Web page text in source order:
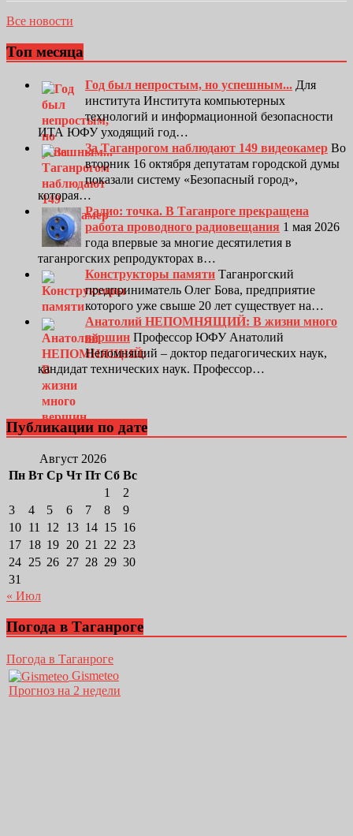
Все новости
Топ месяца
Год был непростым, но успешным... Для
института Института компьютерных
технологий и информационной безопасности
ИТА ЮФУ уходящий год…
За Таганрогом наблюдают 149 видеокамер Во
вторник 16 октября депутатам городской думы
показали систему «Безопасный город»,
которая…
Радио: точка. В Таганроге прекращена
работа проводного радиовещания 1 мая 2026
года впервые за многие десятилетия в
таганрогских репродукторах в…
Конструкторы памяти Таганрогский
предприниматель Олег Бова, предприятие
которого уже свыше 20 лет существует на…
Анатолий НЕПОМНЯЩИЙ: В жизни много
вершин Профессор ЮФУ Анатолий
Непомнящий – доктор педагогических наук,
кандидат технических наук. Профессор…
Публикации по дате
Август 2026
Пн Вт Ср Чт Пт Сб Вс
1
2
3
4 5 6 7 8
9
10 11 12 13 14 15 16
17 18 19 20 21 22 23
24 25 26 27 28 29 30
31
« Июл
Погода в Таганроге
Погода в Таганроге
Gismeteo
Прогноз на 2 недели